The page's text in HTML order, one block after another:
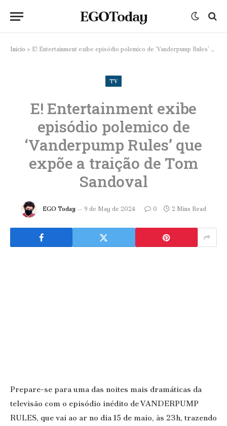
EGOToday
Início » E! Entertainment exibe episódio polemico de ‘Vanderpump Rules’ que expõe a traição de Tom Sandoval
TV
E! Entertainment exibe
episódio polemico de
‘Vanderpump Rules’ que
expõe a traição de Tom
Sandoval
EGO Today 9 de May de 2024 0 2 Mins Read
Prepare-se para uma das noites mais dramáticas da
televisão com o episódio inédito de VANDERPUMP
RULES, que vai ao ar no dia 15 de maio, às 23h, trazendo